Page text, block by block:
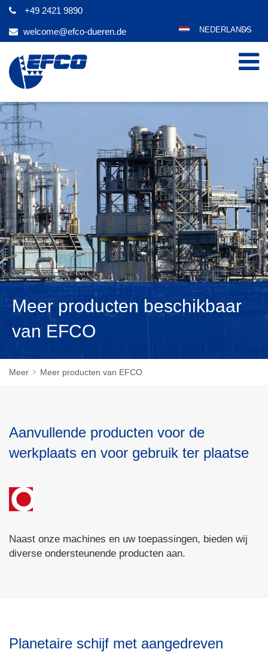
+49 2421 9890
welcome@efco-dueren.de
POLSKI
ITALIANO
عربي
한국어
日本語
ČEŠTINA
PORTUGUÊS
РУССКИЙ
TÜRKÇE
MAGYAR
NEDERLANDS
Meer producten beschikbaar
van EFCO
Meer Meer producten van EFCO
Aanvullende producten voor de
werkplaats en voor gebruik ter plaatse
Naast onze machines en uw toepassingen, bieden wij
diverse ondersteunende producten aan.
Planetaire schijf met aangedreven